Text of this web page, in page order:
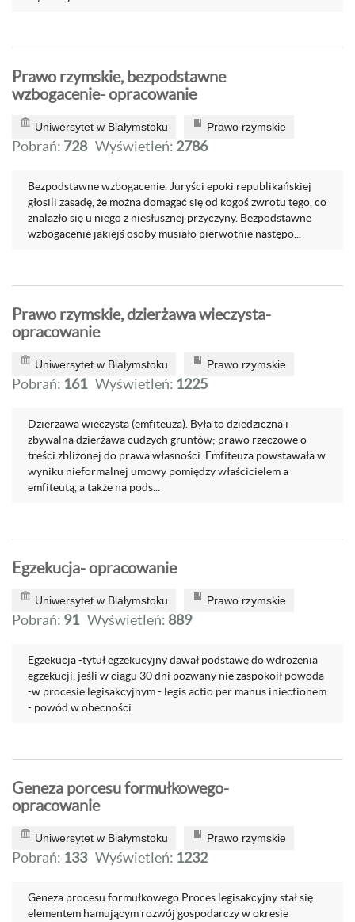
Prawo rzymskie, bezpodstawne
wzbogacenie- opracowanie
Uniwersytet w Białymstoku Prawo rzymskie
Pobrań: 728 Wyświetleń: 2786
Bezpodstawne wzbogacenie. Juryści epoki republikańskiej
głosili zasadę, że można domagać się od kogoś zwrotu tego, co
znalazło się u niego z niesłusznej przyczyny. Bezpodstawne
wzbogacenie jakiejś osoby musiało pierwotnie następo...
Prawo rzymskie, dzierżawa wieczysta-
opracowanie
Uniwersytet w Białymstoku Prawo rzymskie
Pobrań: 161 Wyświetleń: 1225
Dzierżawa wieczysta (emfiteuza). Była to dziedziczna i
zbywalna dzierżawa cudzych gruntów; prawo rzeczowe o
treści zbliżonej do prawa własności. Emfiteuza powstawała w
wyniku nieformalnej umowy pomiędzy właścicielem a
emfiteutą, a także na pods...
Egzekucja- opracowanie
Uniwersytet w Białymstoku Prawo rzymskie
Pobrań: 91 Wyświetleń: 889
Egzekucja -tytuł egzekucyjny dawał podstawę do wdrożenia
egzekucji, jeśli w ciągu 30 dni pozwany nie zaspokoił powoda
-w procesie legisakcyjnym - legis actio per manus iniectionem
- powód w obecności
Geneza porcesu formułkowego-
opracowanie
Uniwersytet w Białymstoku Prawo rzymskie
Pobrań: 133 Wyświetleń: 1232
Geneza procesu formułkowego Proces legisakcyjny stał się
elementem hamującym rozwój gospodarczy w okresie